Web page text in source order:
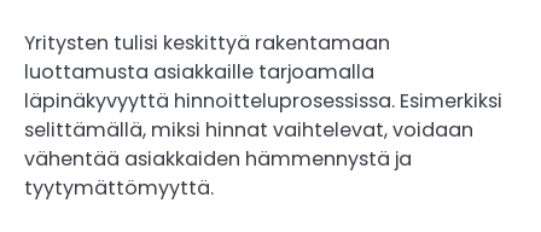
Yritysten tulisi keskittyä rakentamaan
luottamusta asiakkaille tarjoamalla
läpinäkyvyyttä hinnoitteluprosessissa. Esimerkiksi
selittämällä, miksi hinnat vaihtelevat, voidaan
vähentää asiakkaiden hämmennystä ja
tyytymättömyyttä.